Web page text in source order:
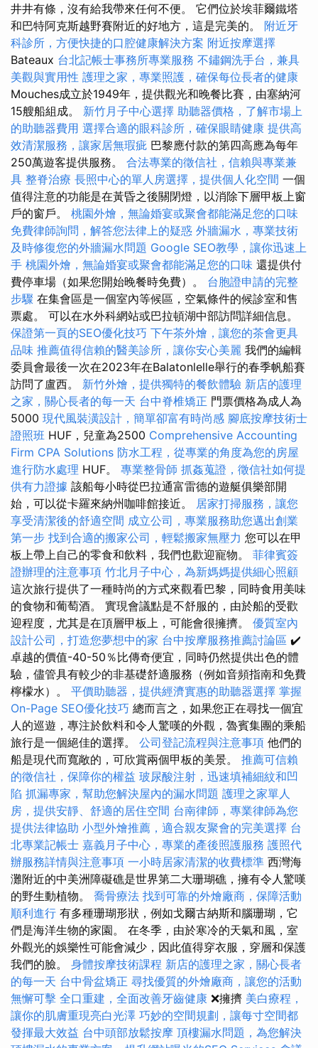
井井有條，沒有給我帶來任何不便。 它們位於埃菲爾鐵塔
和巴特阿克斯越野賽附近的好地方，這是完美的。 附近牙
科診所，方便快捷的口腔健康解決方案 附近按摩選擇
Bateaux 台北記帳士事務所專業服務 不鏽鋼洗手台，兼具
美觀與實用性 護理之家，專業照護，確保每位長者的健康
Mouches成立於1949年，提供觀光和晚餐比賽，由塞納河
15艘船組成。 新竹月子中心選擇 助聽器價格，了解市場上
的助聽器費用 選擇合適的眼科診所，確保眼睛健康 提供高
效清潔服務，讓家居無瑕疵 巴黎應付款的第四高應為每年
250萬遊客提供服務。 合法專業的徵信社，信賴與專業兼
具 整脊治療 長照中心的單人房選擇，提供個人化空間 一個
值得注意的功能是在黃昏之後關閉燈，以消除下層甲板上窗
戶的窗戶。 桃園外燴，無論婚宴或聚會都能滿足您的口味
免費律師詢問，解答您法律上的疑惑 外牆漏水，專業技術
及時修復您的外牆漏水問題 Google SEO教學，讓你迅速上
手 桃園外燴，無論婚宴或聚會都能滿足您的口味 還提供付
費停車場（如果您開始晚餐時免費）。 台胞證申請的完整
步驟 在集會區是一個室內等候區，空氣條件的候診室和售
票處。 可以在水外科網站或巴拉頓湖中部訪問詳細信息。
保證第一頁的SEO優化技巧 下午茶外燴，讓您的茶會更具
品味 推薦值得信賴的醫美診所，讓你安心美麗 我們的編輯
委員會最後一次在2023年在Balatonlelle舉行的春季帆船賽
訪問了盧西。 新竹外燴，提供獨特的餐飲體驗 新店的護理
之家，關心長者的每一天 台中脊椎矯正 門票價格為成人為
5000 現代風裝潢設計，簡單卻富有時尚感 腳底按摩技術士
證照班 HUF，兒童為2500 Comprehensive Accounting
Firm CPA Solutions 防水工程，從專業的角度為您的房屋
進行防水處理 HUF。 專業整骨師 抓姦蒐證，徵信社如何提
供有力證據 該船每小時從巴拉通富雷德的遊艇俱樂部開
始，可以從卡羅來納州咖啡館接近。 居家打掃服務，讓您
享受清潔後的舒適空間 成立公司，專業服務助您邁出創業
第一步 找到合適的搬家公司，輕鬆搬家無壓力 您可以在甲
板上帶上自己的零食和飲料，我們也歡迎寵物。 菲律賓簽
證辦理的注意事項 竹北月子中心，為新媽媽提供細心照顧
這次旅行提供了一種時尚的方式來觀看巴黎，同時食用美味
的食物和葡萄酒。 實現會議點是不舒服的，由於船的受歡
迎程度，尤其是在頂層甲板上，可能會很擁擠。 優質室內
設計公司，打造您夢想中的家 台中按摩服務推薦討論區 ✔️
卓越的價值-40-50％比傳奇便宜，同時仍然提供出色的體
驗，儘管具有較少的非基礎舒適服務（例如音頻指南和免費
檸檬水）。 平價助聽器，提供經濟實惠的助聽器選擇 掌握
On-Page SEO優化技巧 總而言之，如果您正在尋找一個宜
人的巡遊，專注於飲料和令人驚嘆的外觀，魯賓集團的乘船
旅行是一個絕佳的選擇。 公司登記流程與注意事項 他們的
船是現代而寬敞的，可欣賞兩個甲板的美景。 推薦可信賴
的徵信社，保障你的權益 玻尿酸注射，迅速填補細紋和凹
陷 抓漏專家，幫助您解決屋內的漏水問題 護理之家單人
房，提供安靜、舒適的居住空間 台南律師，專業律師為您
提供法律協助 小型外燴推薦，適合親友聚會的完美選擇 台
北專業記帳士 嘉義月子中心，專業的產後照護服務 護照代
辦服務詳情與注意事項 一小時居家清潔的收費標準 西灣海
灘附近的中美洲障礙礁是世界第二大珊瑚礁，擁有令人驚嘆
的野生動植物。 喬骨療法 找到可靠的外燴廠商，保障活動
順利進行 有多種珊瑚形狀，例如戈爾古納斯和腦珊瑚，它
們是海洋生物的家園。 在冬季，由於寒冷的天氣和風，室
外觀光的娛樂性可能會減少，因此值得穿衣服，穿層和保護
我們的臉。 身體按摩技術課程 新店的護理之家，關心長者
的每一天 台中骨盆矯正 尋找優質的外燴廠商，讓您的活動
無懈可擊 全口重建，全面改善牙齒健康 ❌擁擠 美白療程，
讓你的肌膚重現亮白光澤 巧妙的空間規劃，讓每寸空間都
發揮最大效益 台中頭部放鬆按摩 頂樓漏水問題，為您解決